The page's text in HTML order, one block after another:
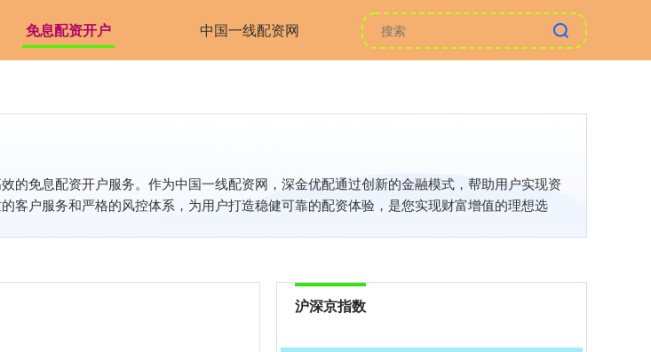
免息配资开户 中国一线配资网
的免息配资开户服务。作为中国一线配资网，深金优配通过创新的金融模式，帮助用户实现资
客户服务和严格的风控体系，为用户打造稳健可靠的配资体验，是您实现财富增值的理想选
沪深京指数